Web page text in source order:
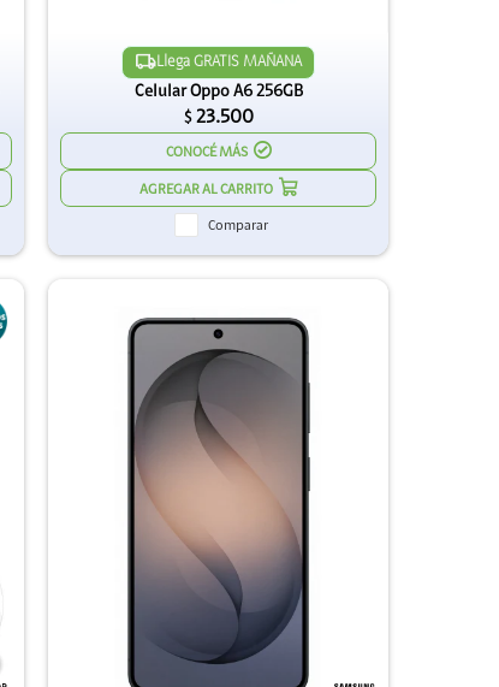
Llega GRATIS MAÑANA
Celular Oppo A6 256GB
$ 23.500
CONOCÉ MÁS
Comparar